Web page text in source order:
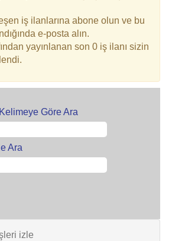
iş ilanlarına abone olun ve bu
e-posta alın.
yayınlanan son 0 iş ilanı sizin
Göre Ara
Ara
izle